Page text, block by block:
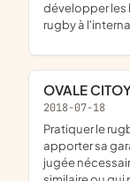
développer les
rugby à
OVALE
2018-07-18
pratiquer le rugby dans un cadre de projet d'insertion ;
apporter sa
jugée